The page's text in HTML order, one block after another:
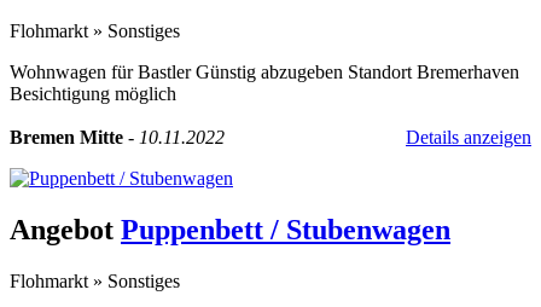
Flohmarkt » Sonstiges
Wohnwagen für Bastler Günstig abzugeben Standort Bremerhaven
Besichtigung möglich
Bremen Mitte - 10.11.2022 Details anzeigen
Angebot Puppenbett / Stubenwagen
Flohmarkt » Sonstiges